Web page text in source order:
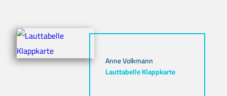
Anne Volkmann
Lauttabelle Klappkarte